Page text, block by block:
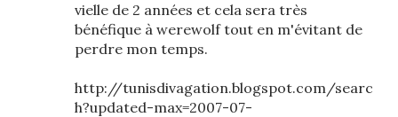
vielle de 2 années et cela sera très
bénéfique à werewolf tout en m'évitant de
perdre mon temps.
http://tunisdivagation.blogspot.com/searc
h?updated-max=2007-07-